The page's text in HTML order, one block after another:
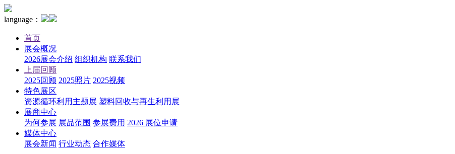
language：
首页
展会概况
2026展会介绍 组织机构 联系我们
上届回顾
2025回顾 2025照片 2025视频
特色展区
资源循环利用主题展 塑料回收与再生利用展
展商中心
为何参展 展品范围 参展费用 2026 展位申请
媒体中心
展会新闻 行业动态 合作媒体